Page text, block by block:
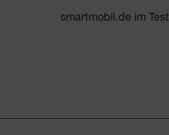
smartmobil.de im Test